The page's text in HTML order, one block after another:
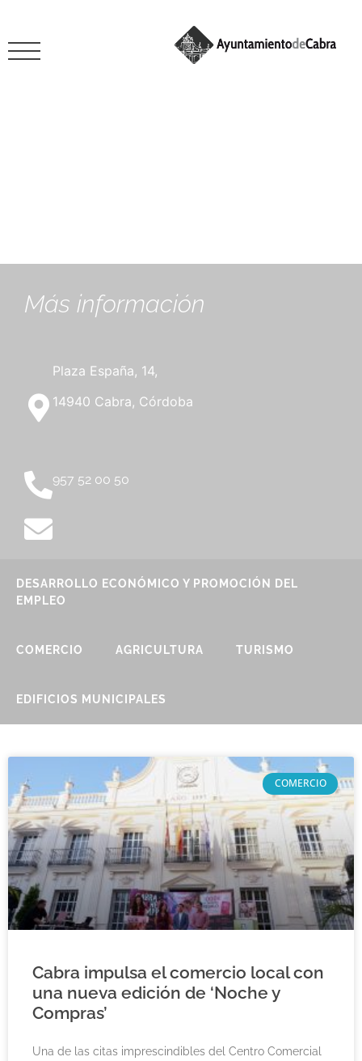
Más información
Plaza España, 14,
14940 Cabra, Córdoba
957 52 00 50
DESARROLLO ECONÓMICO Y PROMOCIÓN DEL
EMPLEO
COMERCIO AGRICULTURA TURISMO
EDIFICIOS MUNICIPALES
COMERCIO
Cabra impulsa el comercio local con
una nueva edición de ‘Noche y
Compras’
Una de las citas imprescindibles del Centro Comercial